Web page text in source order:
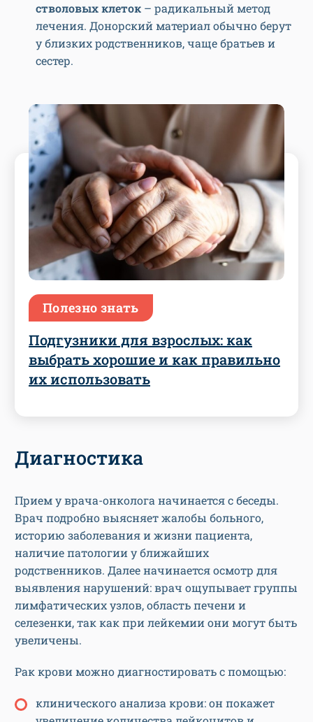
стволовых клеток – радикальный метод
лечения. Донорский материал обычно берут
у близких родственников, чаще братьев и
сестер.
Полезно знать
Подгузники для взрослых: как
выбрать хорошие и как правильно
их использовать
Диагностика
Прием у врача-онколога начинается с беседы.
Врач подробно выясняет жалобы больного,
историю заболевания и жизни пациента,
наличие патологии у ближайших
родственников. Далее начинается осмотр для
выявления нарушений: врач ощупывает группы
лимфатических узлов, область печени и
селезенки, так как при лейкемии они могут быть
увеличены.
Рак крови можно диагностировать с помощью:
клинического анализа крови: он покажет